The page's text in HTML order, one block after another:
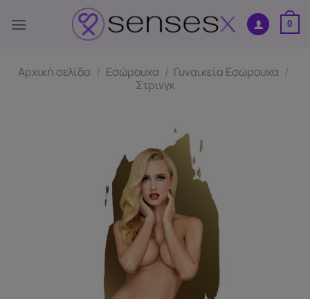
στο
0
Αρχική σελίδα / Εσώρουχα / Γυναικεία Εσώρουχα /
Στρινγκ